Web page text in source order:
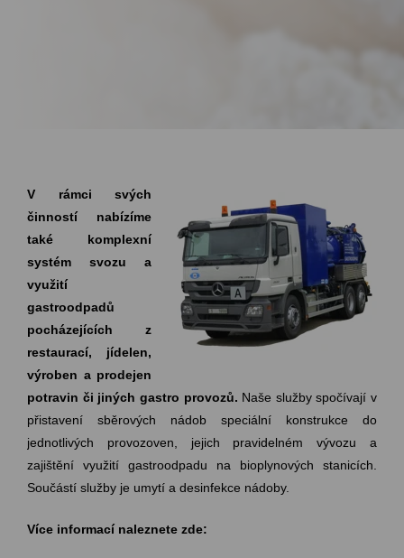
V rámci svých
činností nabízíme
také komplexní
systém svozu a
využití
gastroodpadů
pocházejících z
restaurací, jídelen,
výroben a prodejen
potravin či jiných gastro provozů. Naše služby spočívají v
přistavení sběrových nádob speciální konstrukce do
jednotlivých provozoven, jejich pravidelném vývozu a
zajištění využití gastroodpadu na bioplynových stanicích.
Součástí služby je umytí a desinfekce nádoby.
Více informací naleznete zde: